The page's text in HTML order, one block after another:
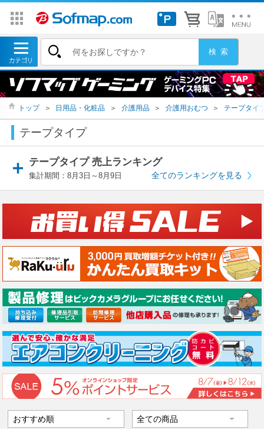
トップ ＞ 日用品・化粧品 ＞ 介護用品 ＞ 介護用おむつ ＞ テープタイ
テープタイプ
テープタイプ 売上ランキング
集計期間：8月3日～8月9日 全てのランキングを見る